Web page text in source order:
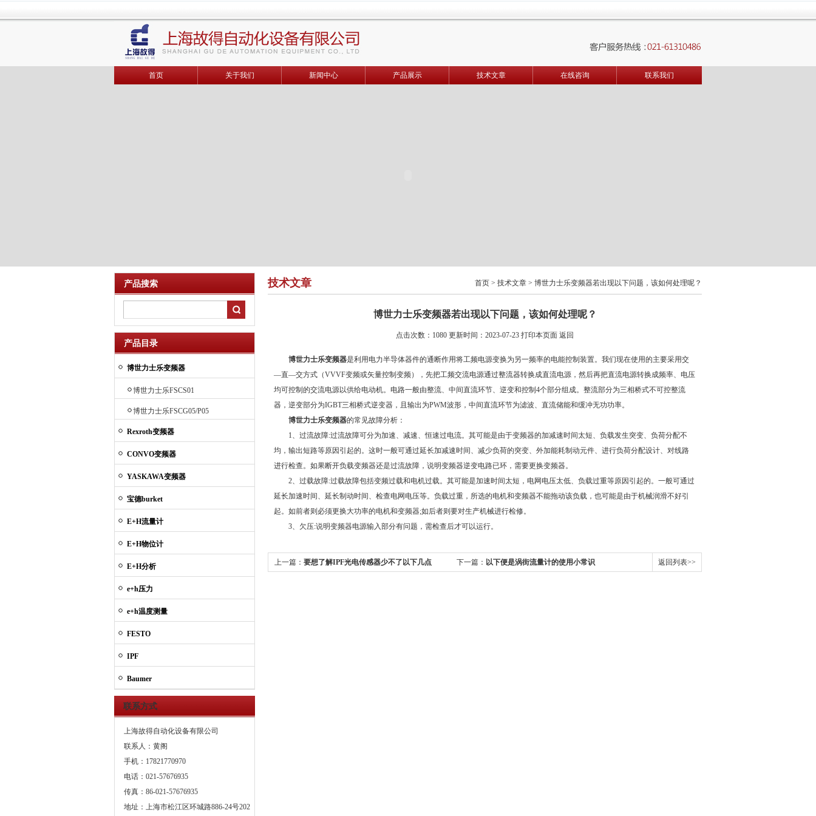
首页 关于我们 新闻中心 产品展示 技术文章 在线咨询 联系我们
产品搜索
产品目录
博世力士乐变频器
博世力士乐FSCS01
博世力士乐FSCG05/P05
Rexroth变频器
CONVO变频器
YASKAWA变频器
宝德burket
E+H流量计
E+H物位计
E+H分析
e+h压力
e+h温度测量
FESTO
IPF
Baumer
联系方式
上海故得自动化设备有限公司
联系人：黄阁
手机：17821770970
电话：021-57676935
传真：86-021-57676935
地址：上海市松江区环城路886-24号202
技术文章 首页 > 技术文章 > 博世力士乐变频器若出现以下问题，该如何处理呢？
博世力士乐变频器若出现以下问题，该如何处理呢？
点击次数：1080 更新时间：2023-07-23 打印本页面 返回
博世力士乐变频器是利用电力半导体器件的通断作用将工频电源变换为另一频率的电能控制装置。我们现在使用的主要采用交
—直—交方式（VVVF变频或矢量控制变频），先把工频交流电源通过整流器转换成直流电源，然后再把直流电源转换成频率、电压
均可控制的交流电源以供给电动机。电路一般由整流、中间直流环节、逆变和控制4个部分组成。整流部分为三相桥式不可控整流
器，逆变部分为IGBT三相桥式逆变器，且输出为PWM波形，中间直流环节为滤波、直流储能和缓冲无功功率。
博世力士乐变频器的常见故障分析：
1、过流故障:过流故障可分为加速、减速、恒速过电流。其可能是由于变频器的加减速时间太短、负载发生突变、负荷分配不
均，输出短路等原因引起的。这时一般可通过延长加减速时间、减少负荷的突变、外加能耗制动元件、进行负荷分配设计、对线路
进行检查。如果断开负载变频器还是过流故障，说明变频器逆变电路已环，需要更换变频器。
2、过载故障:过载故障包括变频过载和电机过载。其可能是加速时间太短，电网电压太低、负载过重等原因引起的。一般可通过
延长加速时间、延长制动时间、检查电网电压等。负载过重，所选的电机和变频器不能拖动该负载，也可能是由于机械润滑不好引
起。如前者则必须更换大功率的电机和变频器;如后者则要对生产机械进行检修。
3、欠压:说明变频器电源输入部分有问题，需检查后才可以运行。
上一篇： 要想了解IPF光电传感器少不了以下几点 下一篇： 以下便是涡街流量计的使用小常识 返回列表>>